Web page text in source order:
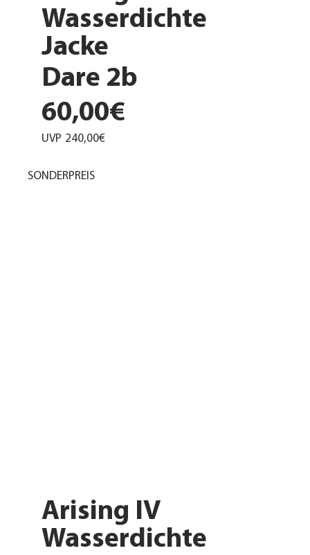
Wasserdichte
Jacke
Dare 2b
60,00€
UVP 240,00€
Arising IV
Wasserdichte
SONDERPREIS